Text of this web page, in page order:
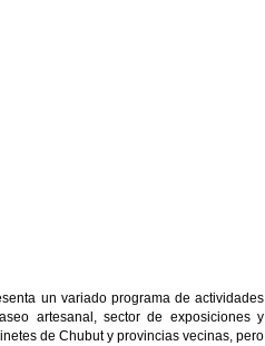
un variado programa de actividades
artesanal, sector de exposiciones y
de Chubut y provincias vecinas, pero